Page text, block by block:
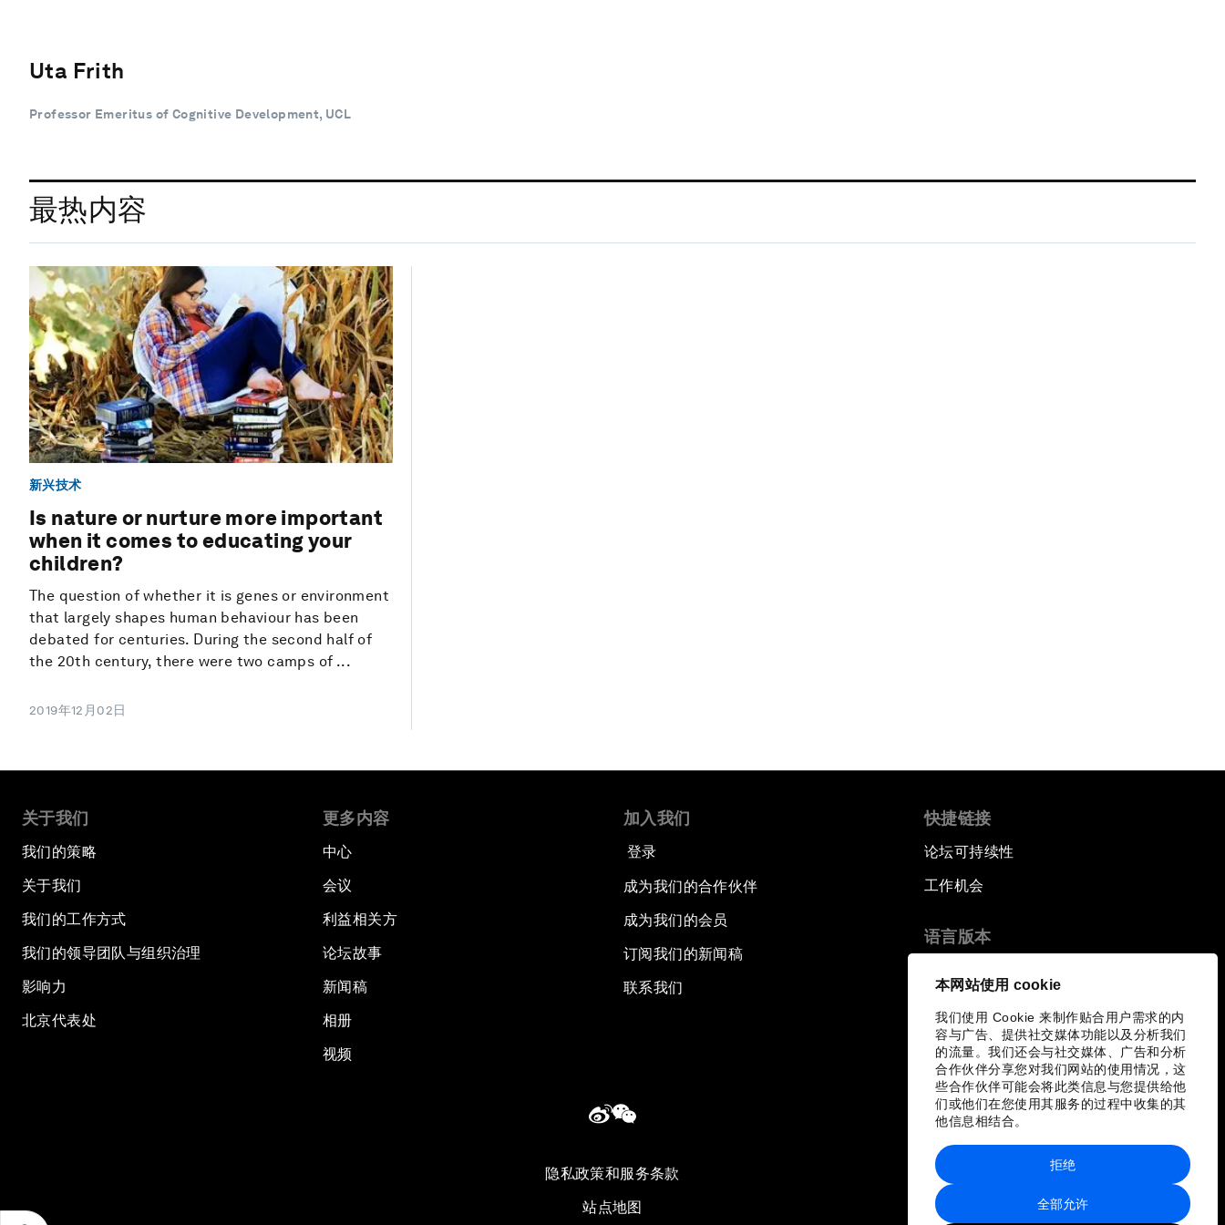
本网站使用 cookie
我们使用 Cookie 来制作贴合用户需求的内
容与广告、提供社交媒体功能以及分析我们
的流量。我们还会与社交媒体、广告和分析
合作伙伴分享您对我们网站的使用情况，这
些合作伙伴可能会将此类信息与您提供给他
们或他们在您使用其服务的过程中收集的其
他信息相结合。
全部允许
拒绝
Uta Frith
Professor Emeritus of Cognitive Development, UCL
最热内容
新兴技术
Is nature or nurture more important
when it comes to educating your
children?
The question of whether it is genes or environment
that largely shapes human behaviour has been
debated for centuries. During the second half of
the 20th century, there were two camps of ...
2019年12月02日
关于我们
我们的策略
关于我们
我们的工作方式
我们的领导团队与组织治理
影响力
北京代表处
更多内容
中心
会议
利益相关方
论坛故事
新闻稿
相册
视频
加入我们
登录
成为我们的合作伙伴
成为我们的会员
订阅我们的新闻稿
联系我们
快捷链接
论坛可持续性
工作机会
语言版本
隐私政策和服务条款
站点地图